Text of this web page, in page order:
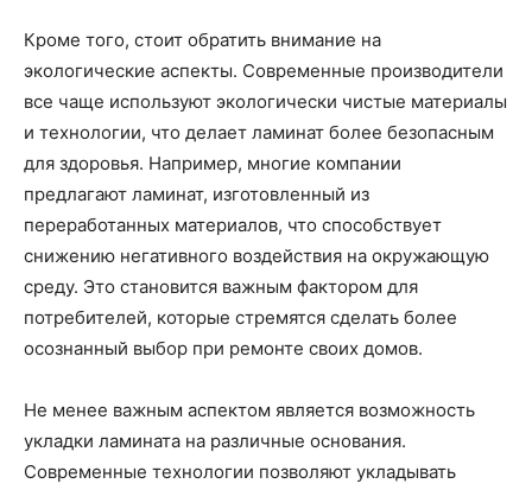
Кроме того, стоит обратить внимание на
экологические аспекты. Современные производители
все чаще используют экологически чистые материалы
и технологии, что делает ламинат более безопасным
для здоровья. Например, многие компании
предлагают ламинат, изготовленный из
переработанных материалов, что способствует
снижению негативного воздействия на окружающую
среду. Это становится важным фактором для
потребителей, которые стремятся сделать более
осознанный выбор при ремонте своих домов.
Не менее важным аспектом является возможность
укладки ламината на различные основания.
Современные технологии позволяют укладывать